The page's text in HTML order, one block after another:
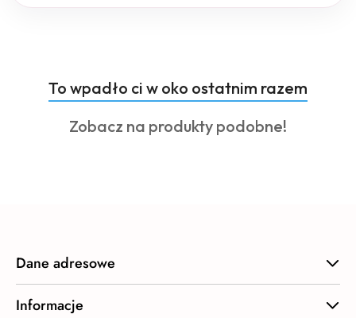
Pomiń karuzelę produktów
Produkty
o
statusie:
To wpadło ci w oko ostatnim razem
Produkty
Zobacz na produkty podobne!
Dane adresowe
Informacje